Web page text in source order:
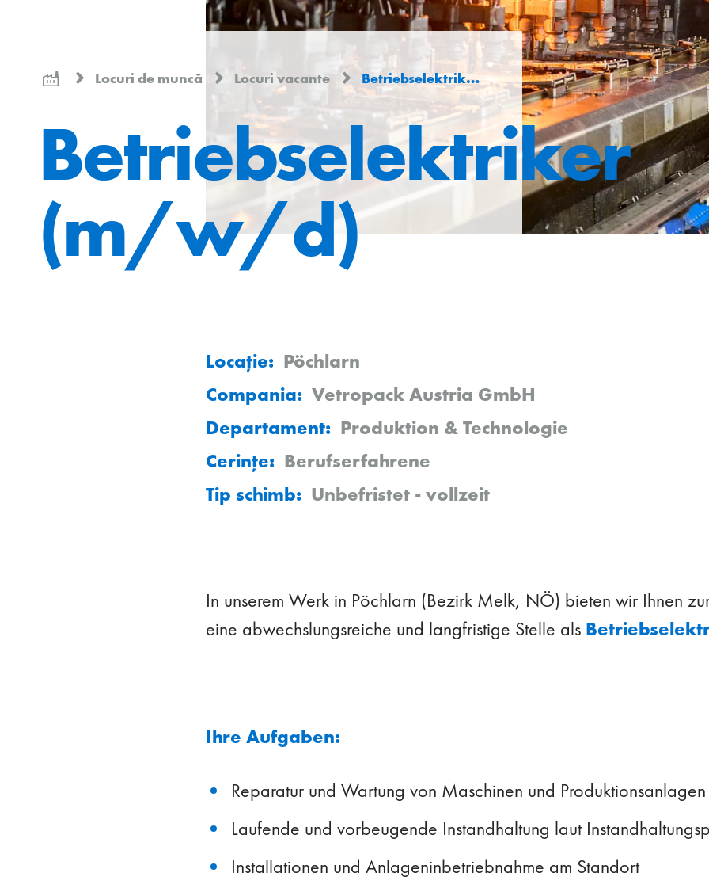
Locuri de muncă Locuri vacante Betriebselektriker (m/w/d)
Betriebselektriker
(m/w/d)
Locație: Pöchlarn
Compania: Vetropack Austria GmbH
Departament: Produktion & Technologie
Cerințe: Berufserfahrene
Tip schimb: Unbefristet - vollzeit
In unserem Werk in Pöchlarn (Bezirk Melk, NÖ) bieten wir Ihnen
eine abwechslungsreiche und langfristige Stelle als
Ihre Aufgaben:
Reparatur und Wartung von Maschinen und Produktionsanlagen
Laufende und vorbeugende Instandhaltung laut
Installationen und Anlageninbetriebnahme am Standort